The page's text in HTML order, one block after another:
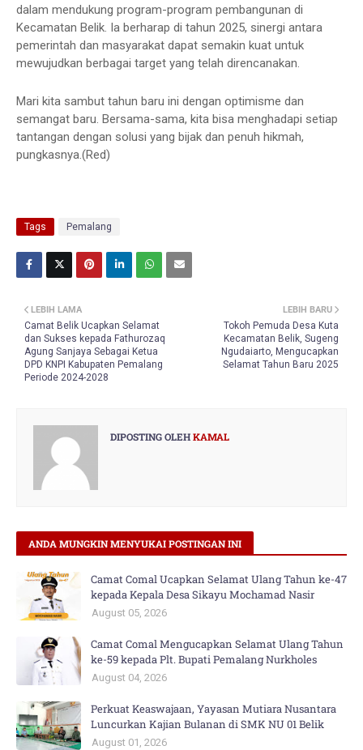
dalam mendukung program-program pembangunan di
Kecamatan Belik. Ia berharap di tahun 2025, sinergi antara
pemerintah dan masyarakat dapat semakin kuat untuk
mewujudkan berbagai target yang telah direncanakan.
Mari kita sambut tahun baru ini dengan optimisme dan
semangat baru. Bersama-sama, kita bisa menghadapi setiap
tantangan dengan solusi yang bijak dan penuh hikmah,
pungkasnya.(Red)
Tags Pemalang
LEBIH BARU
Tokoh Pemuda Desa Kuta
Kecamatan Belik, Sugeng
Ngudaiarto, Mengucapkan
Selamat Tahun Baru 2025
LEBIH LAMA
Camat Belik Ucapkan Selamat
dan Sukses kepada Fathurozaq
Agung Sanjaya Sebagai Ketua
DPD KNPI Kabupaten Pemalang
Periode 2024-2028
DIPOSTING OLEHKAMAL
ANDA MUNGKIN MENYUKAI POSTINGAN INI
Camat Comal Ucapkan Selamat Ulang Tahun ke-47
kepada Kepala Desa Sikayu Mochamad Nasir
August 05, 2026
Camat Comal Mengucapkan Selamat Ulang Tahun
ke-59 kepada Plt. Bupati Pemalang Nurkholes
August 04, 2026
Perkuat Keaswajaan, Yayasan Mutiara Nusantara
Luncurkan Kajian Bulanan di SMK NU 01 Belik
August 01, 2026